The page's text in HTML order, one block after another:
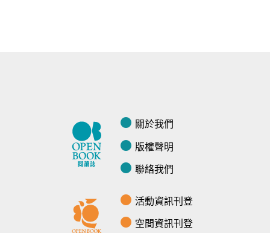
關於我們
版權聲明
聯絡我們
活動資訊刊登
空間資訊刊登